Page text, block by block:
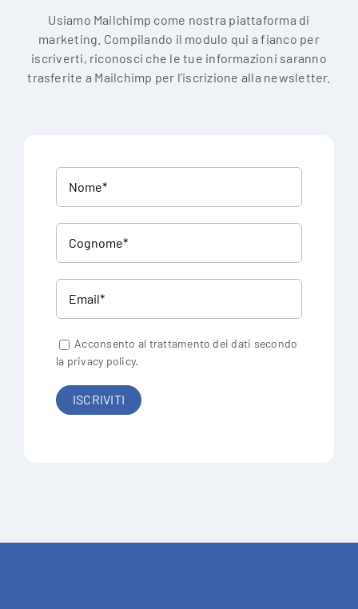
Usiamo Mailchimp come nostra piattaforma di
marketing. Compilando il modulo qui a fianco per
iscriverti, riconosci che le tue informazioni saranno
trasferite a Mailchimp per l’iscrizione alla newsletter.
Acconsento al trattamento dei dati secondo
la privacy policy.